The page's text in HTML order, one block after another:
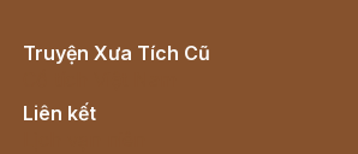
Truyện Xưa Tích Cũ
Liên kết